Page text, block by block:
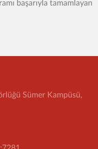
başarıyla tamamlayan
Sümer Kampüsü,